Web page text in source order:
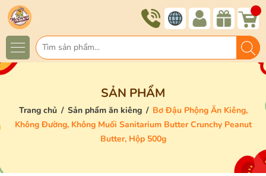
SẢN PHẨM
Trang chủ / Sản phẩm ăn kiêng / Bơ Đậu Phộng Ăn Kiêng,
Không Đường, Không Muối Sanitarium Butter Crunchy Peanut
Butter, Hộp 500g